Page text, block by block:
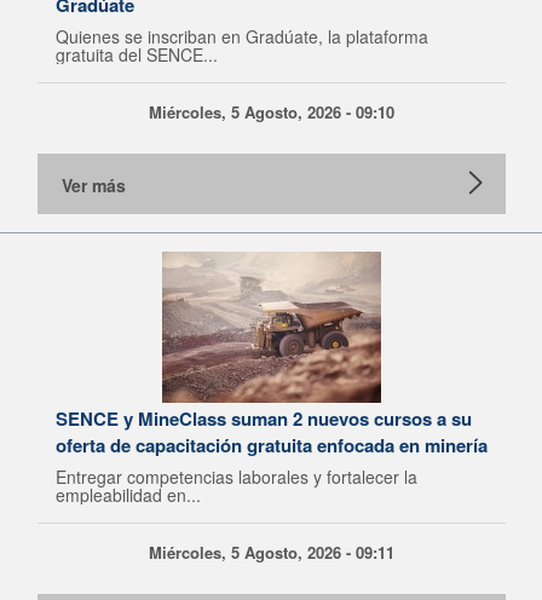
Quienes se inscriban en Gradúate, la plataforma
gratuita del SENCE...
Miércoles, 5 Agosto, 2026 - 09:10
Ver más
SENCE y MineClass suman 2 nuevos cursos a su
oferta de capacitación gratuita enfocada en minería
Entregar competencias laborales y fortalecer la
empleabilidad en...
Miércoles, 5 Agosto, 2026 - 09:11